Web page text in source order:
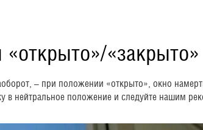
«закрыто»
– при положении «открыто», окно
в нейтральное положение и следуйте нашим